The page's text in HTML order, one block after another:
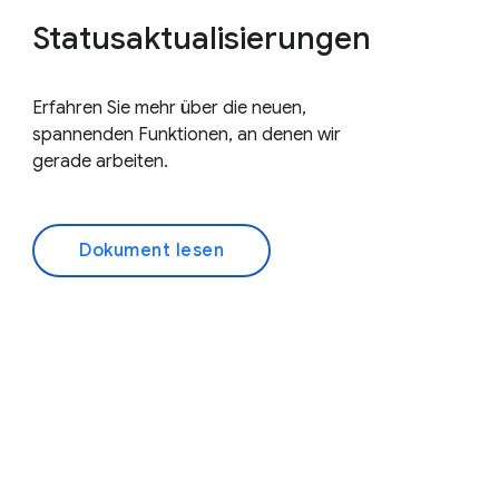
Statusaktualisierungen
Erfahren Sie mehr über die neuen,
spannenden Funktionen, an denen wir
gerade arbeiten.
Dokument lesen